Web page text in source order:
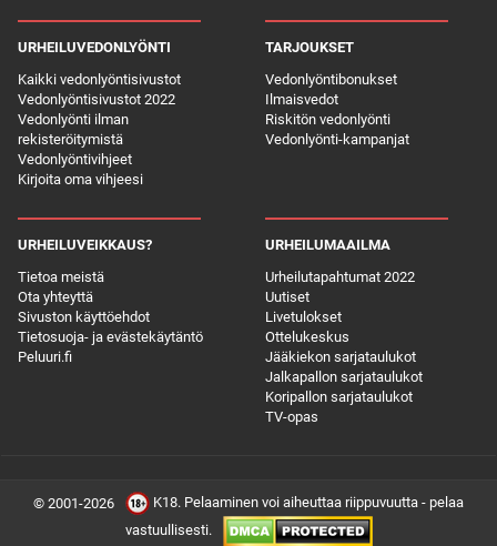
URHEILUVEDONLYÖNTI
Kaikki vedonlyöntisivustot
Vedonlyöntisivustot 2022
Vedonlyönti ilman
rekisteröitymistä
Vedonlyöntivihjeet
Kirjoita oma vihjeesi
TARJOUKSET
Vedonlyöntibonukset
Ilmaisvedot
Riskitön vedonlyönti
Vedonlyönti-kampanjat
URHEILUVEIKKAUS?
Tietoa meistä
Ota yhteyttä
Sivuston käyttöehdot
Tietosuoja- ja evästekäytäntö
Peluuri.fi
URHEILUMAAILMA
Urheilutapahtumat 2022
Uutiset
Livetulokset
Ottelukeskus
Jääkiekon sarjataulukot
Jalkapallon sarjataulukot
Koripallon sarjataulukot
TV-opas
© 2001-2026
K18. Pelaaminen voi aiheuttaa riippuvuutta - pelaa
vastuullisesti.